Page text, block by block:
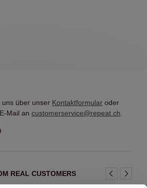
uns über unser Kontaktformular oder
Mail an customerservice@repeat.ch
REAL CUSTOMERS